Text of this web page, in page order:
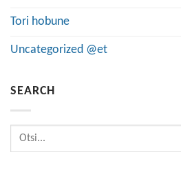
Tori hobune
Uncategorized @et
SEARCH